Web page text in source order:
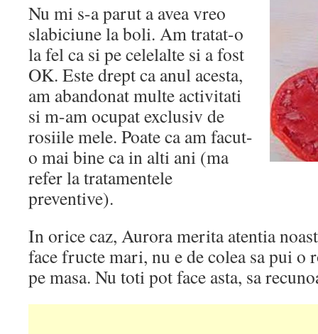
Nu mi s-a parut a avea vreo
slabiciune la boli. Am tratat-o
la fel ca si pe celelalte si a fost
OK. Este drept ca anul acesta,
am abandonat multe activitati
si m-am ocupat exclusiv de
rosiile mele. Poate ca am facut-
o mai bine ca in alti ani (ma
refer la tratamentele
preventive).
In orice caz, Aurora merita atentia
face fructe mari, nu e de colea sa pui o
pe masa. Nu toti pot face asta, sa